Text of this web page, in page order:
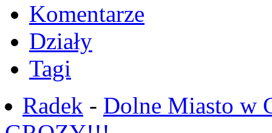
Komentarze
Działy
Tagi
Radek - Dolne Miasto w